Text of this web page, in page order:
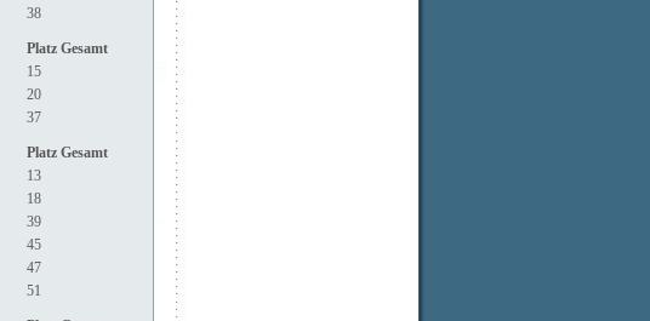
38
Platz Gesamt
15
20
37
Platz Gesamt
13
18
39
45
47
51